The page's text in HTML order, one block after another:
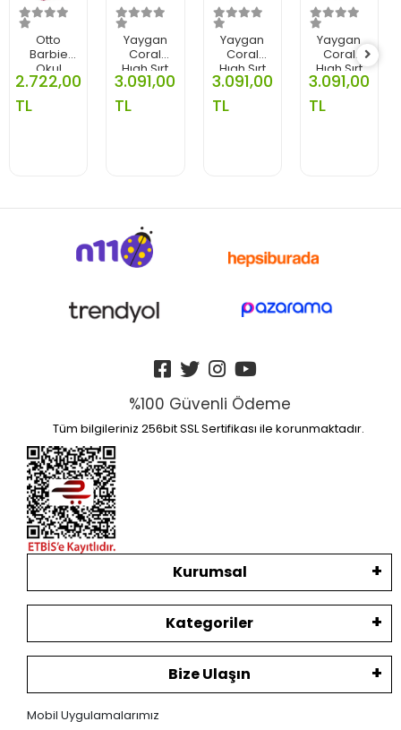
Otto
Barbie
Okul
Çantası
592898
2.722,00
TL
Yaygan
Coral
Hıgh Sırt
Çantası
23750
3.091,00
TL
Yaygan
Coral
Hıgh Sırt
Çantası
23768
3.091,00
TL
Yaygan
Coral
Hıgh Sırt
Çantası
23766
3.091,00
TL
%100 Güvenli Ödeme
Tüm bilgileriniz 256bit SSL Sertifikası ile korunmaktadır.
Kurumsal
Kategoriler
Bize Ulaşın
Mobil Uygulamalarımız